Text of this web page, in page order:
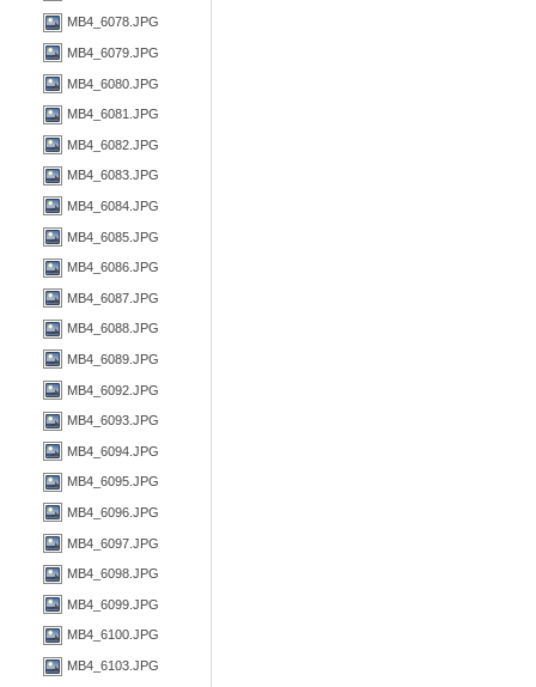
MB4_6078.JPG
MB4_6079.JPG
MB4_6080.JPG
MB4_6081.JPG
MB4_6082.JPG
MB4_6083.JPG
MB4_6084.JPG
MB4_6085.JPG
MB4_6086.JPG
MB4_6087.JPG
MB4_6088.JPG
MB4_6089.JPG
MB4_6092.JPG
MB4_6093.JPG
MB4_6094.JPG
MB4_6095.JPG
MB4_6096.JPG
MB4_6097.JPG
MB4_6098.JPG
MB4_6099.JPG
MB4_6100.JPG
MB4_6103.JPG